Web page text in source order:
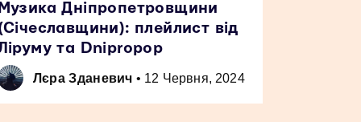
Дніпропетровщини
плейлист від
та Dnipropop
Лєра Зданевич • 12 Червня, 2024